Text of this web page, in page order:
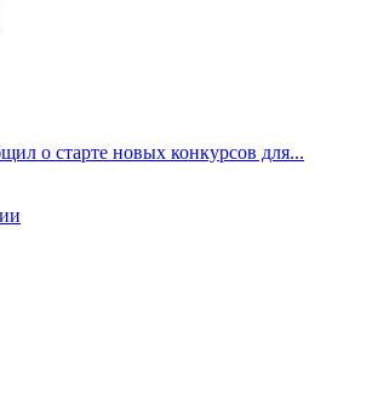
о старте новых конкурсов для...